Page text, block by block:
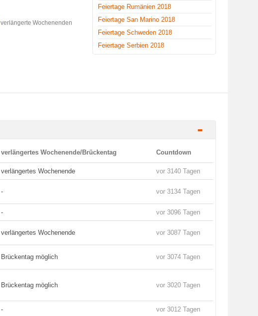
verlängerte Wochenenden
Feiertage Rumänien 2018
Feiertage San Marino 2018
Feiertage Schweden 2018
Feiertage Serbien 2018
-
verlängertes Wochenende/Brückentag Countdown
verlängertes Wochenende vor 3140 Tagen
- vor 3134 Tagen
- vor 3096 Tagen
verlängertes Wochenende vor 3087 Tagen
Brückentag möglich vor 3074 Tagen
Brückentag möglich vor 3020 Tagen
- vor 3012 Tagen